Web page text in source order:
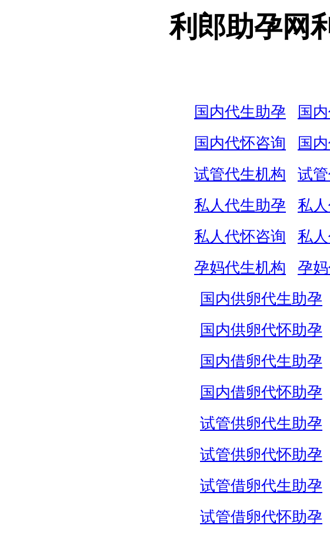
利郎助孕网
国内代生助孕 国
国内代怀咨询
国
试管代生机构
试
私人代生助孕
私
私人代怀咨询
私
孕妈代生机构
孕
国内供卵代生助孕
国内供卵代怀助孕
国内借卵代生助孕
国内借卵代怀助孕
试管供卵代生助孕
试管供卵代怀助孕
试管借卵代生助孕
试管借卵代怀助孕